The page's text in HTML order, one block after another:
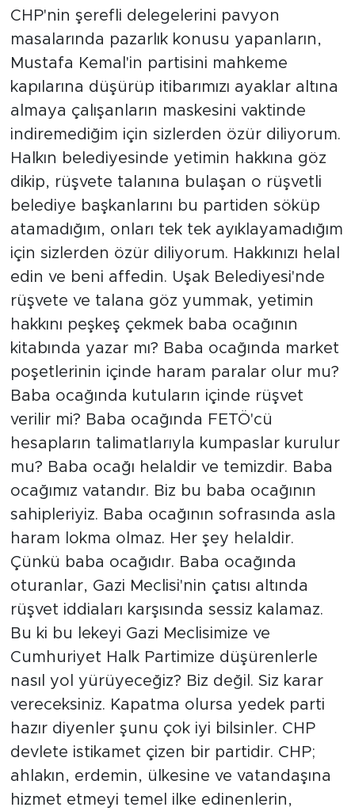
CHP'nin şerefli delegelerini pavyon
masalarında pazarlık konusu yapanların,
Mustafa Kemal'in partisini mahkeme
kapılarına düşürüp itibarımızı ayaklar altına
almaya çalışanların maskesini vaktinde
indiremediğim için sizlerden özür diliyorum.
Halkın belediyesinde yetimin hakkına göz
dikip, rüşvete talanına bulaşan o rüşvetli
belediye başkanlarını bu partiden söküp
atamadığım, onları tek tek ayıklayamadığım
için sizlerden özür diliyorum. Hakkınızı helal
edin ve beni affedin. Uşak Belediyesi'nde
rüşvete ve talana göz yummak, yetimin
hakkını peşkeş çekmek baba ocağının
kitabında yazar mı? Baba ocağında market
poşetlerinin içinde haram paralar olur mu?
Baba ocağında kutuların içinde rüşvet
verilir mi? Baba ocağında FETÖ'cü
hesapların talimatlarıyla kumpaslar kurulur
mu? Baba ocağı helaldir ve temizdir. Baba
ocağımız vatandır. Biz bu baba ocağının
sahipleriyiz. Baba ocağının sofrasında asla
haram lokma olmaz. Her şey helaldir.
Çünkü baba ocağıdır. Baba ocağında
oturanlar, Gazi Meclisi'nin çatısı altında
rüşvet iddiaları karşısında sessiz kalamaz.
Bu ki bu lekeyi Gazi Meclisimize ve
Cumhuriyet Halk Partimize düşürenlerle
nasıl yol yürüyeceğiz? Biz değil. Siz karar
vereceksiniz. Kapatma olursa yedek parti
hazır diyenler şunu çok iyi bilsinler. CHP
devlete istikamet çizen bir partidir. CHP;
ahlakın, erdemin, ülkesine ve vatandaşına
hizmet etmeyi temel ilke edinenlerin,